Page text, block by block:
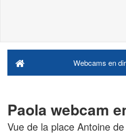
Webcams en
Paola webcam
Vue de la place Antoine